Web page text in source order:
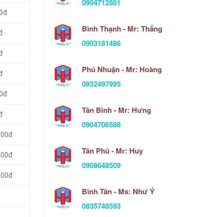
0904712881
Bình Thạnh - Mr: Thắng
0903181486
Phú Nhuận - Mr: Hoàng
0932497995
Tân Bình - Mr: Hưng
0904706588
Tân Phú - Mr: Huy
0908648509
Bình Tân - Ms: Như Ý
0835748593